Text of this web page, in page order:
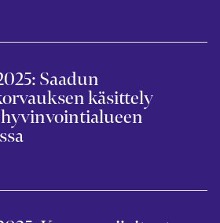
Saadun
käsittely